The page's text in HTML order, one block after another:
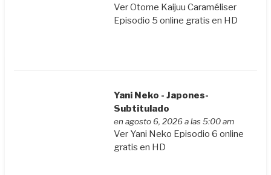
Ver Otome Kaijuu Caraméliser
Episodio 5 online gratis en HD
Yani Neko - Japones-
Subtitulado
en agosto 6, 2026 a las 5:00 am
Ver Yani Neko Episodio 6 online
gratis en HD